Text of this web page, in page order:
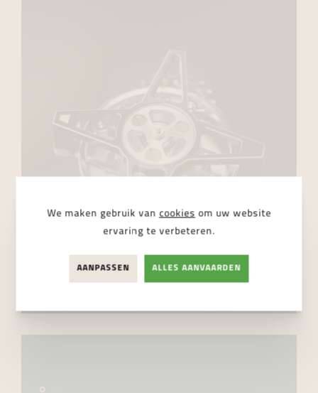
We maken gebruik van cookies om uw website
ervaring te verbeteren.
AANPASSEN ALLES AANVAARDEN